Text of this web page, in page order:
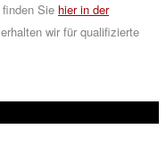
Sie hier in der
wir für qualifizierte